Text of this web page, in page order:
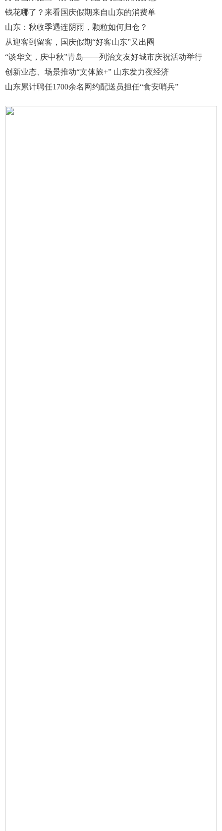
钱花哪了？来看国庆假期来自山东的消费单
山东：秋收季遇连阴雨，颗粒如何归仓？
从迎客到留客，国庆假期“好客山东”又出圈
“谈华文，庆中秋”青岛——列治文友好城市庆祝活动举行
创新业态、场景推动“文体旅+” 山东发力夜经济
山东累计聘任1700余名网约配送员担任“食安哨兵”